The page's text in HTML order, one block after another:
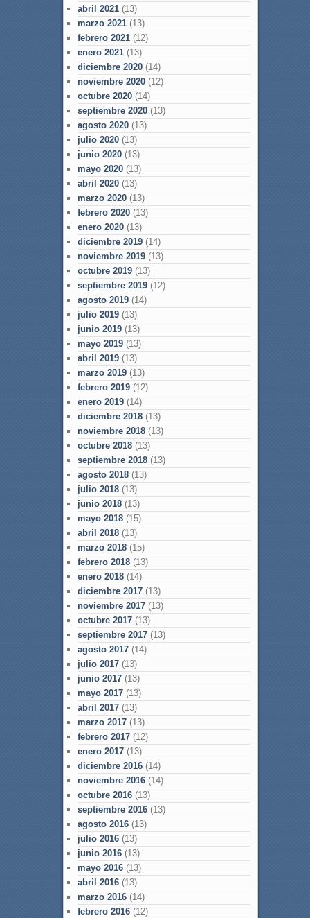
abril 2021(13)
marzo 2021(13)
febrero 2021(12)
enero 2021(13)
diciembre 2020(14)
noviembre 2020(12)
octubre 2020(14)
septiembre 2020(13)
agosto 2020(13)
julio 2020(13)
junio 2020(13)
mayo 2020(13)
abril 2020(13)
marzo 2020(13)
febrero 2020(13)
enero 2020(13)
diciembre 2019(14)
noviembre 2019(13)
octubre 2019(13)
septiembre 2019(12)
agosto 2019(14)
julio 2019(13)
junio 2019(13)
mayo 2019(13)
abril 2019(13)
marzo 2019(13)
febrero 2019(12)
enero 2019(14)
diciembre 2018(13)
noviembre 2018(13)
octubre 2018(13)
septiembre 2018(13)
agosto 2018(13)
julio 2018(13)
junio 2018(13)
mayo 2018(15)
abril 2018(13)
marzo 2018(15)
febrero 2018(13)
enero 2018(14)
diciembre 2017(13)
noviembre 2017(13)
octubre 2017(13)
septiembre 2017(13)
agosto 2017(14)
julio 2017(13)
junio 2017(13)
mayo 2017(13)
abril 2017(13)
marzo 2017(13)
febrero 2017(12)
enero 2017(13)
diciembre 2016(14)
noviembre 2016(14)
octubre 2016(13)
septiembre 2016(13)
agosto 2016(13)
julio 2016(13)
junio 2016(13)
mayo 2016(13)
abril 2016(13)
marzo 2016(14)
febrero 2016(12)